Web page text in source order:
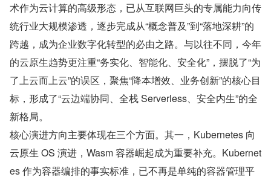
术作为云计算的高级形态，已从互联网巨头的专属能力向传
统行业大规模渗透，逐步完成从“概念普及”到“落地深耕”的
跨越，成为企业数字化转型的必由之路。与以往不同，今年
的云原生趋势更注重“务实化、智能化、安全化”，摆脱了“为
了上云而上云”的误区，聚焦“降本增效、业务创新”的核心目
标，形成了“云边端协同、全栈 Serverless、安全内生”的全
新格局。
核心演进方向主要体现在三个方面。其一，Kubernetes 向
云原生 OS 演进，Wasm 容器崛起成为重要补充。Kubernet
es 作为容器编排的事实标准，已不再是单纯的容器管理平